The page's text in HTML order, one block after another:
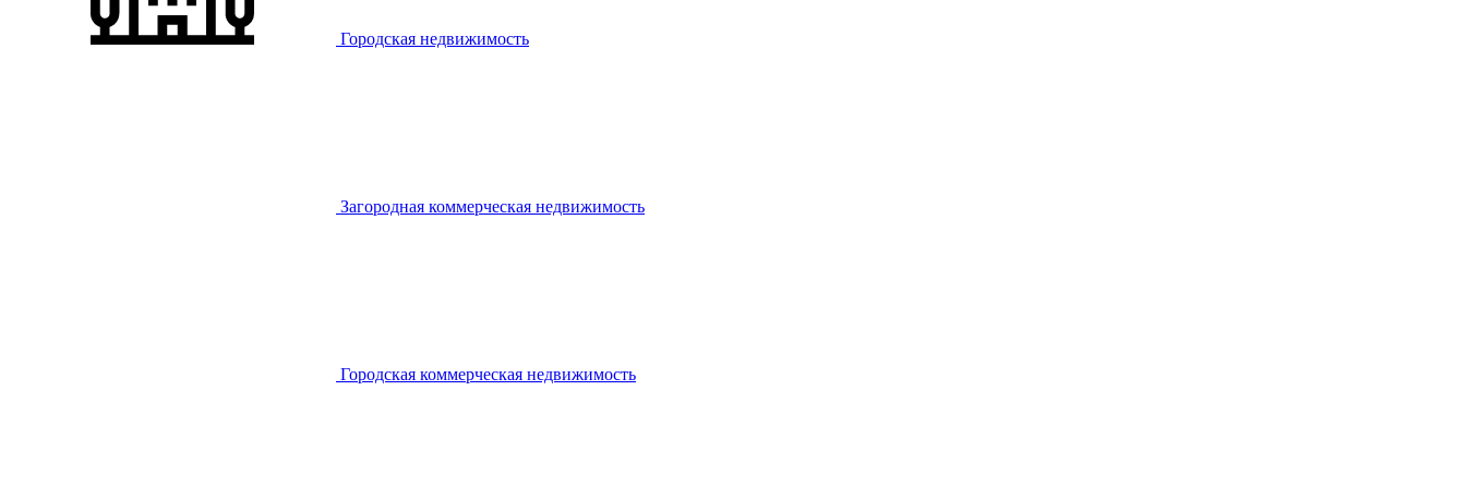
Городская недвижимость
Загородная коммерческая недвижимость
Городская коммерческая недвижимость